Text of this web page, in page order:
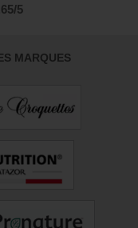
5
MARQUES